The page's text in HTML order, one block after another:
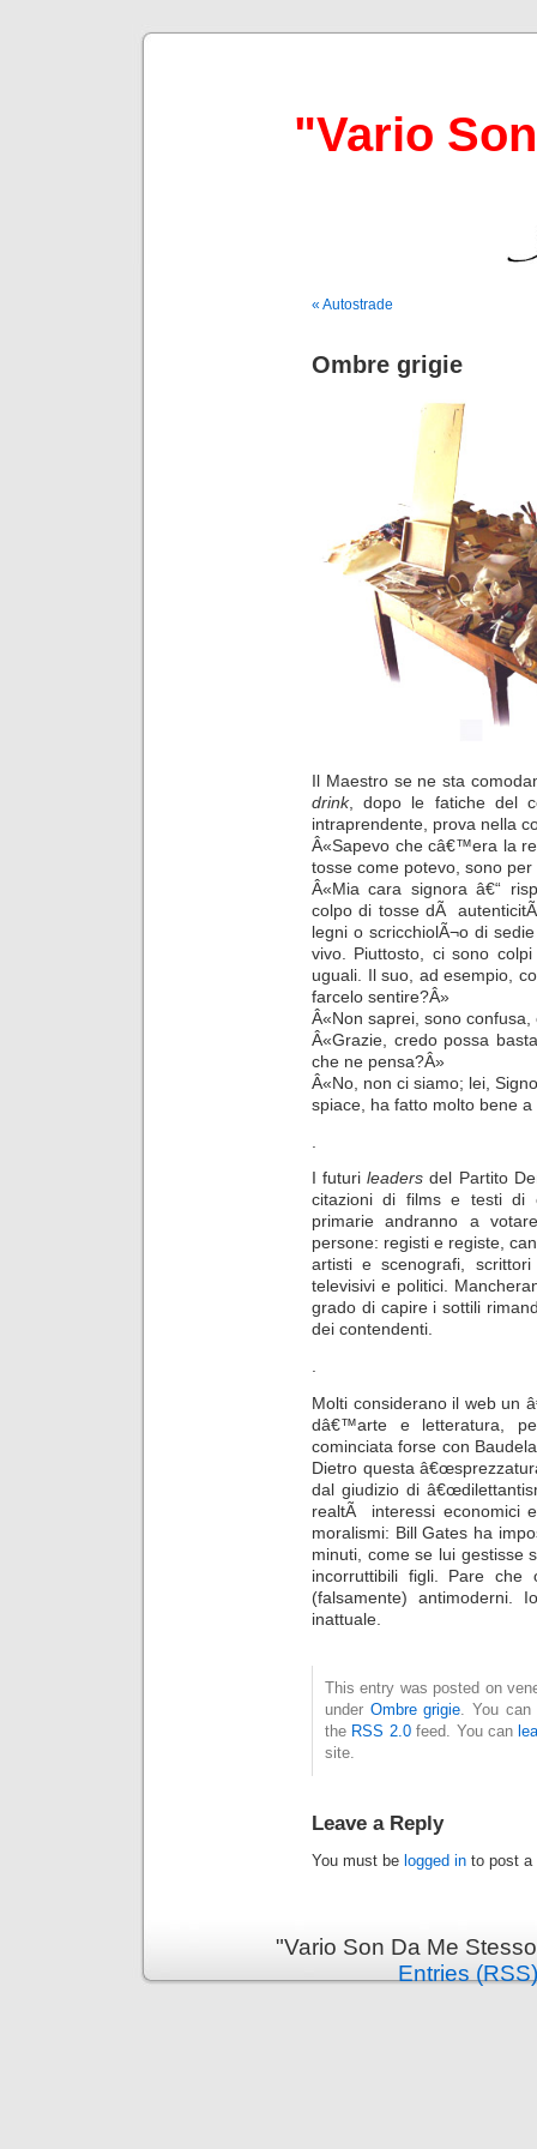
"Vario
« Autostrade
Ombre grigie
Il Maestro se ne sta
drink, dopo le fatiche del
intraprendente, prova nella
Â«Sapevo che câ€™era la
tosse come potevo, sono
Â«Mia cara signora â€“
colpo di tosse dÃ
legni o scricchiolÃ¬o di
vivo. Piuttosto, ci sono
uguali. Il suo, ad esempio,
farcelo sentire?Â»
Â«Non saprei, sono
Â«Grazie, credo possa
che ne pensa?Â»
Â«No, non ci siamo; lei,
spiace, ha fatto molto bene
I futurileadersdel Partito
citazioni di films e testi di
primarie andranno a
persone: registi e registe,
artisti e scenografi,
televisivi e politici.
grado di capire i sottili
dei contendenti.
Molti considerano il web un
dâ€™arte e letteratura,
cominciata forse con
Dietro questa
dal giudizio di
realtÃ interessi economici
moralismi: Bill Gates ha
minuti, come se lui gestisse
incorruttibili figli. Pare che
(falsamente) antimoderni.
inattuale.
This entry was posted on
under Ombre grigie . You
the RSS 2.0feed. You can
site.
Leave a Reply
You must be logged in to post a
"Vario Son Da Me
Entries (RSS)